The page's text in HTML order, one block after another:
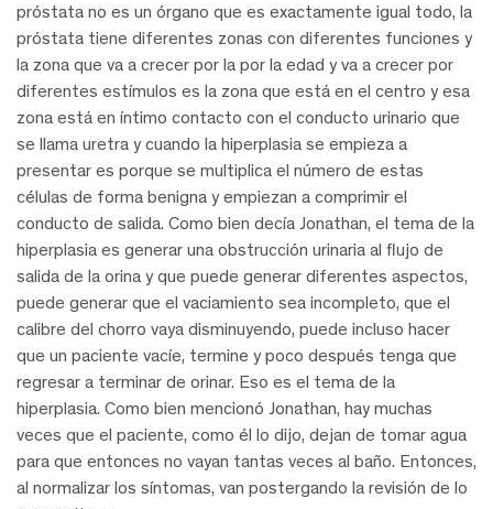
próstata no es un órgano que es exactamente igual todo, la
próstata tiene diferentes zonas con diferentes funciones y
la zona que va a crecer por la por la edad y va a crecer por
diferentes estímulos es la zona que está en el centro y esa
zona está en íntimo contacto con el conducto urinario que
se llama uretra y cuando la hiperplasia se empieza a
presentar es porque se multiplica el número de estas
células de forma benigna y empiezan a comprimir el
conducto de salida. Como bien decía Jonathan, el tema de la
hiperplasia es generar una obstrucción urinaria al flujo de
salida de la orina y que puede generar diferentes aspectos,
puede generar que el vaciamiento sea incompleto, que el
calibre del chorro vaya disminuyendo, puede incluso hacer
que un paciente vacíe, termine y poco después tenga que
regresar a terminar de orinar. Eso es el tema de la
hiperplasia. Como bien mencionó Jonathan, hay muchas
veces que el paciente, como él lo dijo, dejan de tomar agua
para que entonces no vayan tantas veces al baño. Entonces,
al normalizar los síntomas, van postergando la revisión de lo